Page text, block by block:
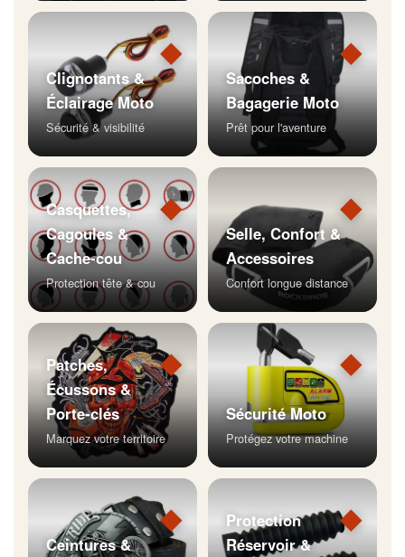
◆
Clignotants &
Éclairage Moto
Sécurité & visibilité
◆
Sacoches &
Bagagerie Moto
Prêt pour l'aventure
◆
Casquettes,
Cagoules &
Cache-cou
Protection tête & cou
◆
Selle, Confort &
Accessoires
Confort longue distance
◆
Patches,
Écussons &
Porte-clés
Marquez votre territoire
◆
Sécurité Moto
Protégez votre machine
◆
Ceintures &
◆
Protection
Réservoir &